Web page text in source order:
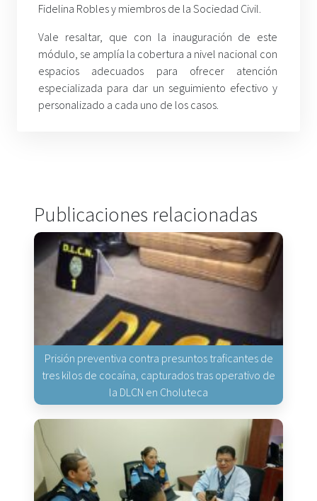
Fidelina Robles y miembros de la Sociedad Civil.
Vale resaltar, que con la inauguración de este
módulo, se amplía la cobertura a nivel nacional con
espacios adecuados para ofrecer atención
especializada para dar un seguimiento efectivo y
personalizado a cada uno de los casos.
Publicaciones relacionadas
Prisión preventiva contra presuntos traficantes de
tres kilos de cocaína, capturados tras operativo de
la DLCN en Choluteca